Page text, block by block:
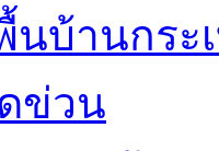
นบ้านกร
ข่วน